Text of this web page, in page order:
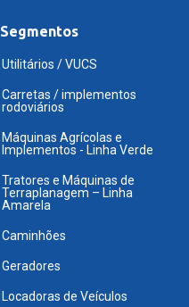
Segmentos
Utilitários / VUCS
Carretas / implementos
rodoviários
Máquinas Agrícolas e
Implementos - Linha Verde
Tratores e Máquinas de
Terraplanagem – Linha
Amarela
Caminhões
Geradores
Locadoras de Veículos